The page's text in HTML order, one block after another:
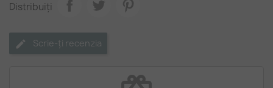
Distribuiți
Scrie-ți recenzia